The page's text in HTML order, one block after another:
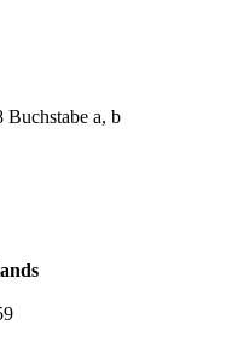
Buchstabe a, b